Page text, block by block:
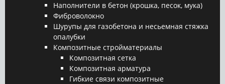
Наполнители в бетон (крошка, песок, мука)
Фиброволокно
Шурупы для газобетона и несьемная стяжка
опалубки
Композитные стройматериалы
Композитная сетка
Композитная арматура
Гибкие связи композитные